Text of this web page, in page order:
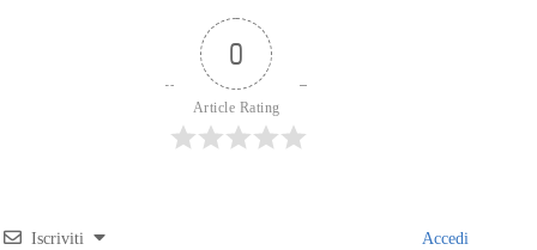
0
Article Rating
Iscriviti Accedi